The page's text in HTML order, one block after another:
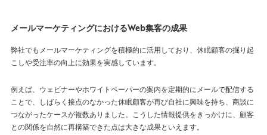
メールマーケティングにおけるWeb集客の成果
弊社でもメールマーケティングを積極的に活用しており、休眠顧客の掘り起
こしや受注率の向上に効果を実感しています。
例えば、ウェビナーやホワイトペーパーの案内を定期的にメールで配信する
ことで、しばらく接点のなかった休眠顧客が再び自社に興味を持ち、商談に
つながったケースが複数ありました。こうした情報提供をきっかけに、顧客
との関係を自然に再構築できた点は大きな成果といえます。